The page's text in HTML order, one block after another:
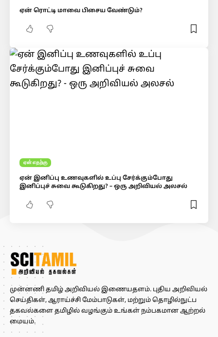
ஏன் ரொட்டி மாவை பிசைய வேண்டும்?
ஏன் எதற்கு
ஏன் இனிப்பு உணவுகளில் உப்பு சேர்க்கும்போது
இனிப்புச் சுவை கூடுகிறது? – ஒரு அறிவியல் அலசல்
முன்னணி தமிழ் அறிவியல் இணையதளம். புதிய அறிவியல்
செய்திகள், ஆராய்ச்சி மேம்பாடுகள், மற்றும் தொழில்நுட்ப
தகவல்களை தமிழில் வழங்கும் உங்கள் நம்பகமான ஆற்றல்
மையம்.